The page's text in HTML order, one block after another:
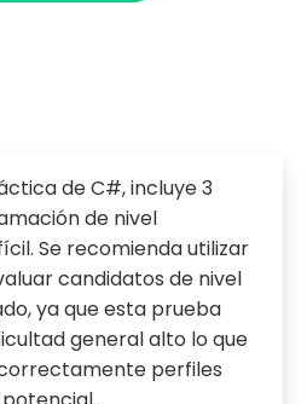
de C#, incluye 3
de nivel
Se recomienda utilizar
candidatos de nivel
ya que esta prueba
general alto lo que
perfiles